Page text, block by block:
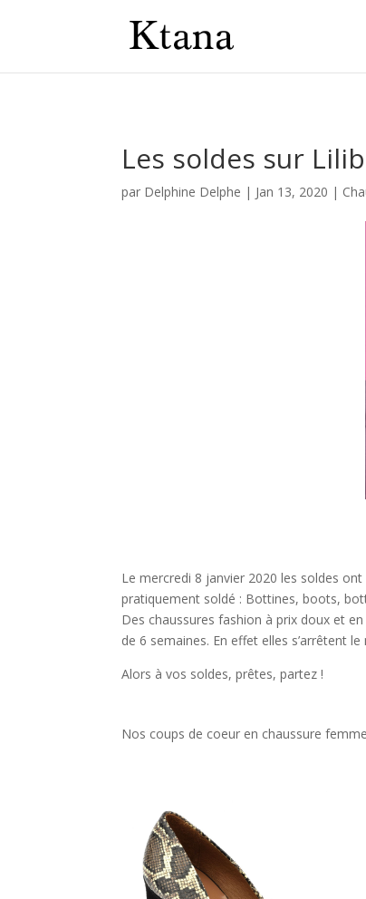
Les soldes sur
par Delphine Delphe | Jan 13, 2020 |
Le mercredi 8 janvier 2020 les soldes
pratiquement soldé : Bottines, boots,
Des chaussures fashion à prix doux et
de 6 semaines. En effet elles s’arrêtent
Alors à vos soldes, prêtes, partez !
Nos coups de coeur en chaussure